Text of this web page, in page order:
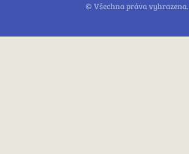
© Všechna práva vyhrazena.